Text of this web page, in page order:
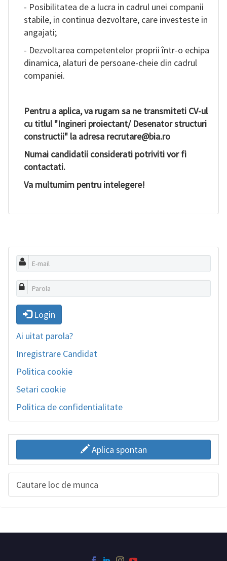
Login
Ai uitat parola?
Inregistrare Candidat
Politica cookie
Setari cookie
Politica de confidentialitate
Aplica spontan
Cautare loc de munca
- Posibilitatea de a lucra in cadrul unei companii
stabile, in continua dezvoltare, care investeste in
angajati;
- Dezvoltarea competentelor proprii într-o echipa
dinamica, alaturi de persoane-cheie din cadrul
companiei.
Pentru a aplica, va rugam sa ne transmiteti CV-ul
cu titlul "Ingineri proiectant/ Desenator structuri
constructii" la adresa recrutare@bia.ro
Numai candidatii considerati potriviti vor fi
contactati.
Va multumim pentru intelegere!